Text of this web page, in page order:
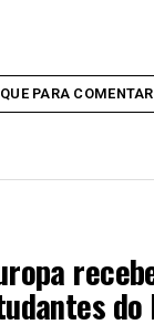
PARA COMENTAR
do